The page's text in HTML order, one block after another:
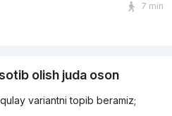
7 min
olish juda oson
variantni topib beramiz;